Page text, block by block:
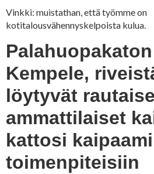
Vinkki: muistathan, että työmme on
kotitalousvähennyskelpoista kulua.
Kempele,
löytyvät
ammattilaiset
kattosi
toimenpiteisiin